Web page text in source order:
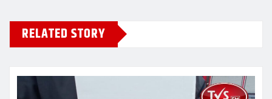
RELATED STORY